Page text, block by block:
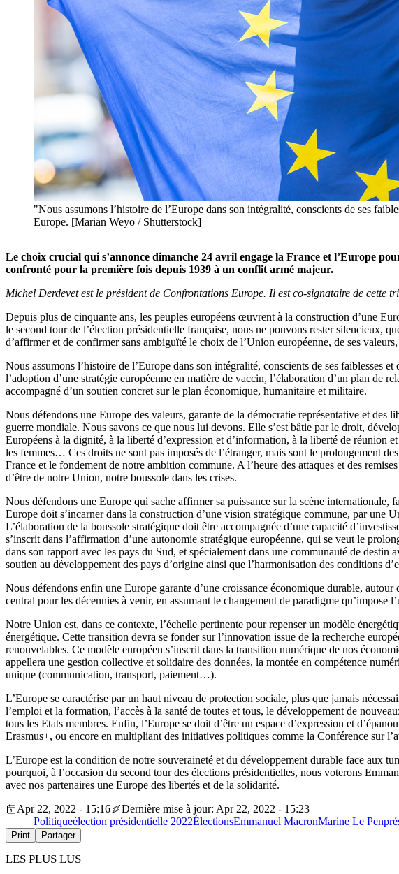
"Nous assumons l’histoire de l’Europe dans son intégralité, conscients de ses
Europe. [Marian Weyo / Shutterstock]
Le choix crucial qui s’annonce dimanche 24 avril engage la France et l’Europe
confronté pour la première fois depuis 1939 à un conflit armé majeur.
Michel Derdevet est le président de Confrontations Europe. Il est co-signataire de cette
Depuis plus de cinquante ans, les peuples européens œuvrent à la construction d’une
le second tour de l’élection présidentielle française, nous ne pouvons rester silencieux,
d’affirmer et de confirmer sans ambiguïté le choix de l’Union européenne, de ses
Nous assumons l’histoire de l’Europe dans son intégralité, conscients de ses faiblesses
l’adoption d’une stratégie européenne en matière de vaccin, l’élaboration d’un plan de
accompagné d’un soutien concret sur le plan économique, humanitaire et militaire.
Nous défendons une Europe des valeurs, garante de la démocratie représentative et
guerre mondiale. Nous savons ce que nous lui devons. Elle s’est bâtie par le droit,
Européens à la dignité, à la liberté d’expression et d’information, à la liberté de réunion
les femmes… Ces droits ne sont pas imposés de l’étranger, mais sont le prolongement
France et le fondement de notre ambition commune. A l’heure des attaques et des
d’être de notre Union, notre boussole dans les crises.
Nous défendons une Europe qui sache affirmer sa puissance sur la scène
Europe doit s’incarner dans la construction d’une vision stratégique commune, par une
L’élaboration de la boussole stratégique doit être accompagnée d’une capacité
s’inscrit dans l’affirmation d’une autonomie stratégique européenne, qui se veut le
dans son rapport avec les pays du Sud, et spécialement dans une communauté de
soutien au développement des pays d’origine ainsi que l’harmonisation des conditions
Nous défendons enfin une Europe garante d’une croissance économique durable,
central pour les décennies à venir, en assumant le changement de paradigme
Notre Union est, dans ce contexte, l’échelle pertinente pour repenser un modèle
énergétique. Cette transition devra se fonder sur l’innovation issue de la recherche
renouvelables. Ce modèle européen s’inscrit dans la transition numérique de nos
appellera une gestion collective et solidaire des données, la montée en compétence
unique (communication, transport, paiement…).
L’Europe se caractérise par un haut niveau de protection sociale, plus que jamais
l’emploi et la formation, l’accès à la santé de toutes et tous, le développement de
tous les Etats membres. Enfin, l’Europe se doit d’être un espace d’expression et
Erasmus+, ou encore en multipliant des initiatives politiques comme la Conférence sur
L’Europe est la condition de notre souveraineté et du développement durable face aux
pourquoi, à l’occasion du second tour des élections présidentielles, nous voterons
avec nos partenaires une Europe des libertés et de la solidarité.
Apr 22, 2022 - 15:16
Dernière mise à jour: Apr 22, 2022 - 15:23
Politiqueélection présidentielle 2022ÉlectionsEmmanuel MacronMarine Le Pen
Print Partager
LES PLUS LUS